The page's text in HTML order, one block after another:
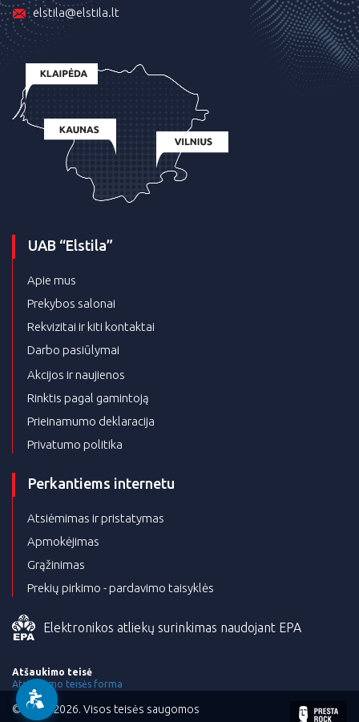
elstila@elstila.lt
UAB “Elstila”
Apie mus
Prekybos salonai
Rekvizitai ir kiti kontaktai
Darbo pasiūlymai
Akcijos ir naujienos
Rinktis pagal gamintoją
Prieinamumo deklaracija
Privatumo politika
Perkantiems internetu
Atsiėmimas ir pristatymas
Apmokėjimas
Grąžinimas
Prekių pirkimo - pardavimo taisyklės
Elektronikos atliekų surinkimas naudojant EPA
Atšaukimo teisė
Atsisakymo teisės forma
©Elstila 2026. Visos teisės saugomos